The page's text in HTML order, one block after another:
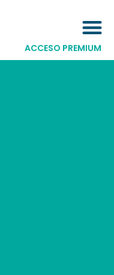
ACCESO PREMIUM